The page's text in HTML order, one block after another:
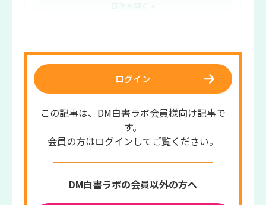
ログイン
この記事は、DM白書ラボ会員様向け記事で
す。
会員の方はログインしてご覧ください。
DM白書ラボの会員以外の方へ